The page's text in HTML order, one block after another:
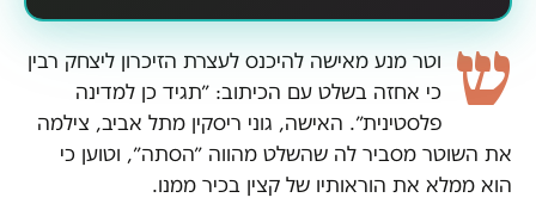
ש
וטר מנע מאישה להיכנס לעצרת הזיכרון ליצחק רבין
כי אחזה בשלט עם הכיתוב: ״תגיד כן למדינה
פלסטינית״. האישה, גוני ריסקין מתל אביב, צילמה
את השוטר מסביר לה שהשלט מהווה ״הסתה״, וטוען כי
הוא ממלא את הוראותיו של קצין בכיר ממנו.